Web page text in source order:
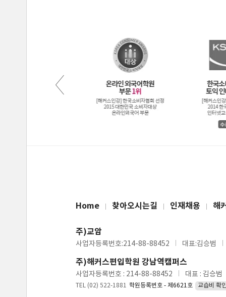
Home 찾아오시는길 인재채용 해
주)교암
사업자등록번호:214-88-88452 대표:김승범
주)해커스편입학원 강남역캠퍼스
사업자등록번호 : 214-88-88452 대표 : 김승범
TEL (02) 522-1881 학원등록번호 - 제6621호 교습비 확